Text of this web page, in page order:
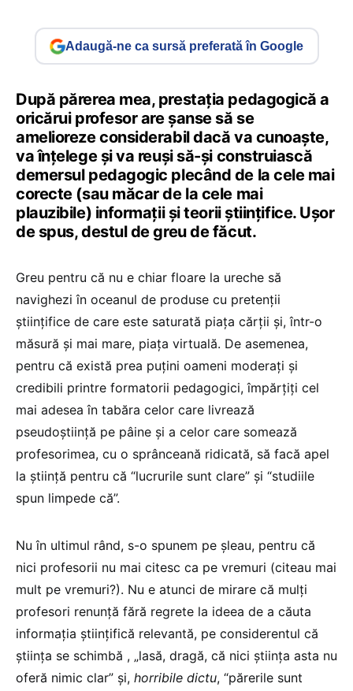
Adaugă-ne ca sursă preferată în Google
După părerea mea, prestația pedagogică a
oricărui profesor are șanse să se
amelioreze considerabil dacă va cunoaște,
va înțelege și va reuși să-și construiască
demersul pedagogic plecând de la cele mai
corecte (sau măcar de la cele mai
plauzibile) informații și teorii științifice. Ușor
de spus, destul de greu de făcut.
Greu pentru că nu e chiar floare la ureche să
navighezi în oceanul de produse cu pretenții
științifice de care este saturată piața cărții și, într-o
măsură și mai mare, piața virtuală. De asemenea,
pentru că există prea puțini oameni moderați și
credibili printre formatorii pedagogici, împărțiți cel
mai adesea în tabăra celor care livrează
pseudoștiință pe pâine și a celor care somează
profesorimea, cu o sprânceană ridicată, să facă apel
la știință pentru că “lucrurile sunt clare” și “studiile
spun limpede că”.
Nu în ultimul rând, s-o spunem pe șleau, pentru că
nici profesorii nu mai citesc ca pe vremuri (citeau mai
mult pe vremuri?). Nu e atunci de mirare că mulți
profesori renunță fără regrete la ideea de a căuta
informația științifică relevantă, pe considerentul că
știința se schimbă , „lasă, dragă, că nici știința asta nu
oferă nimic clar” și, horribile dictu, “părerile sunt